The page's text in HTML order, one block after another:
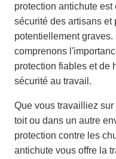
protection antichute
sécurité des artisans
potentiellement
comprenons
protection fiables et de
sécurité au travail.
Que vous travailliez
toit ou dans un autre
protection contre les
antichute vous offre la